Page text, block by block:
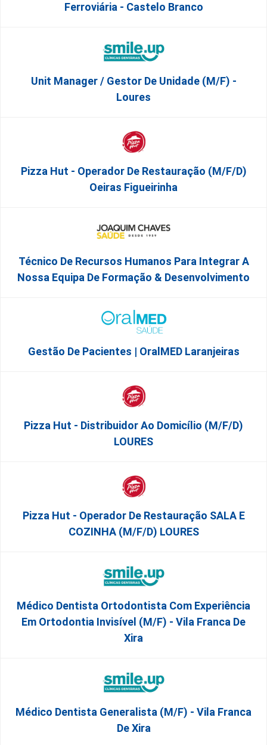
Ferroviária - Castelo Branco
Unit Manager / Gestor De Unidade (M/F) -
Loures
Pizza Hut - Operador De Restauração (m/f/d)
Oeiras Figueirinha
Técnico De Recursos Humanos Para Integrar A
Nossa Equipa De Formação & Desenvolvimento
Gestão De Pacientes | OralMED Laranjeiras
Pizza Hut - Distribuidor Ao Domicílio (m/f/d)
LOURES
Pizza Hut - Operador De Restauração SALA E
COZINHA (m/f/d) LOURES
Médico Dentista Ortodontista Com Experiência
Em Ortodontia Invisível (M/F) - Vila Franca De
Xira
Médico Dentista Generalista (M/F) - Vila Franca
De Xira